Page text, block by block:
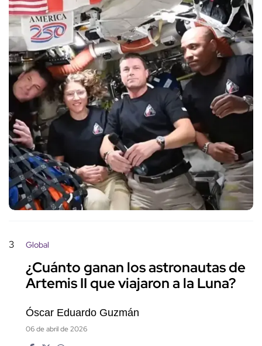
3 Global
¿Cuánto ganan los astronautas de
Artemis II que viajaron a la Luna?
Óscar Eduardo Guzmán
06 de abril de 2026